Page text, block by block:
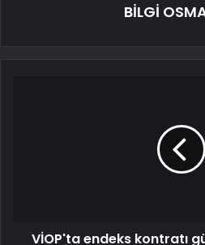
BİLGİ
VİOP'ta endeks kontratı